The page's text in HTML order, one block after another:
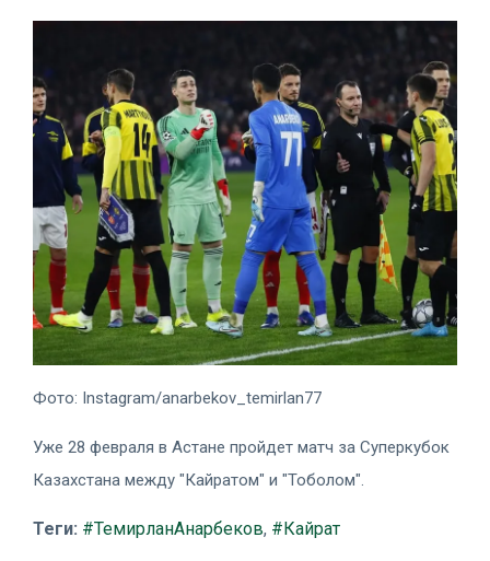
Фото: Instagram/anarbekov_temirlan77
Уже 28 февраля в Астане пройдет матч за Суперкубок
Казахстана между "Кайратом" и "Тоболом".
Теги: #ТемирланАнарбеков, #Кайрат